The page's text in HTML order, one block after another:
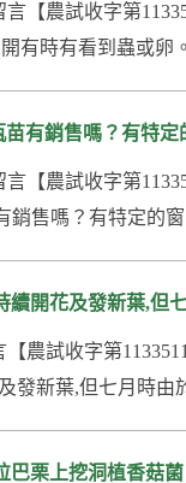
【農試收字第
有時有看到蟲或
有銷售嗎？有特
【農試收字第
售嗎？有特定的
續開花及發新葉,
農試收字第
發新葉,但七月時
巴栗上挖洞植香菇